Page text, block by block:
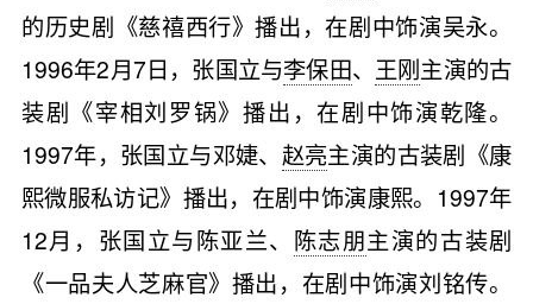
的历史剧《慈禧西行》播出，在剧中饰演吴永。
1996年2月7日，张国立与李保田、 王刚主演的古
装剧《宰相刘罗锅》播出，在剧中饰演乾隆。
1997年，张国立与邓婕、 赵亮主演的古装剧《康
熙微服私访记》播出，在剧中饰演康熙。1997年
12月，张国立与陈亚兰、 陈志朋主演的古装剧
《一品夫人芝麻官》播出，在剧中饰演刘铭传。